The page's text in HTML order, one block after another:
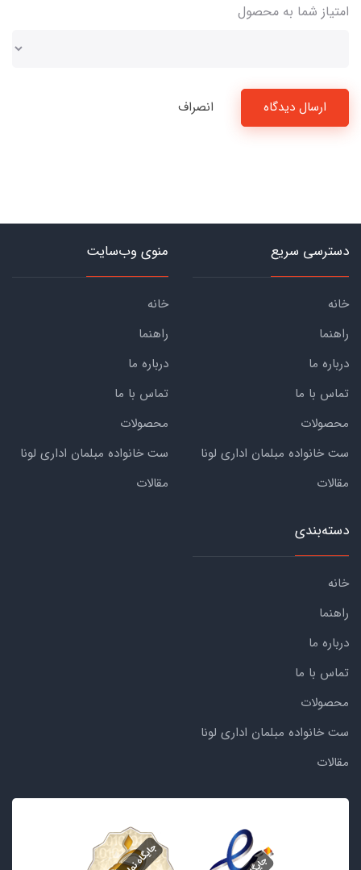
امتیاز شما به محصول
ارسال دیدگاه انصراف
دسترسی سریع
خانه
راهنما
درباره ما
تماس با ما
محصولات
ست خانواده مبلمان اداری لونا
مقالات
منوی وب‌سایت
خانه
راهنما
درباره ما
تماس با ما
محصولات
ست خانواده مبلمان اداری لونا
مقالات
دسته‌بندی
خانه
راهنما
درباره ما
تماس با ما
محصولات
ست خانواده مبلمان اداری لونا
مقالات